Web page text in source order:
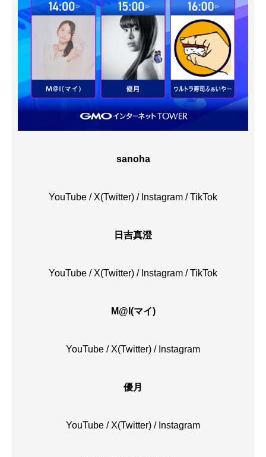
sanoha
YouTube / X(Twitter) / Instagram /TikTok
日吉真澄
YouTube / X(Twitter) / Instagram /TikTok
M@I(マイ)
YouTube / X(Twitter) / Instagram
優月
YouTube / X(Twitter) / Instagram